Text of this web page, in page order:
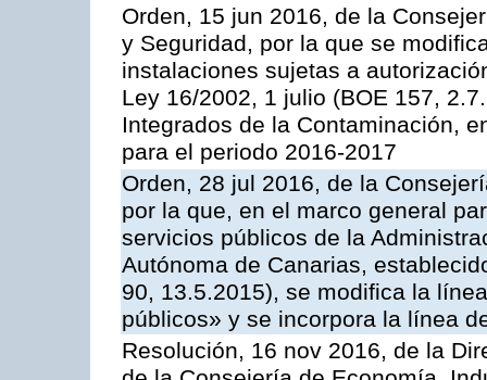
Orden, 15 jun 2016, de la
y Seguridad, por la que se
instalaciones sujetas a
Ley 16/2002, 1 julio (BOE 157,
Integrados de la Contaminación,
para el periodo 2016-2017
Orden, 28 jul 2016, de la
por la que, en el marco general
servicios públicos de la
Autónoma de Canarias,
90, 13.5.2015), se modifica la
públicos» y se incorpora la línea
Resolución, 16 nov 2016, de la